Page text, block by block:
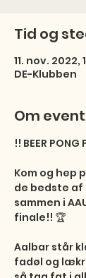
Tid og
11. nov. 2022,
DE-Klubben
Om
!! BEER PONG
Kom og hep
de bedste
sammen i
finale!! 🏆
Aalbar står
fadøl og